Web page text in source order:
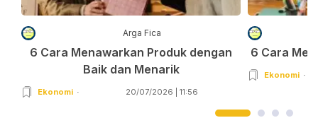
Arga Fica
6 Cara Menawarkan Produk dengan
Baik dan Menarik
Ekonomi 20/07/2026 | 11:56
6 Cara
Ekonomi